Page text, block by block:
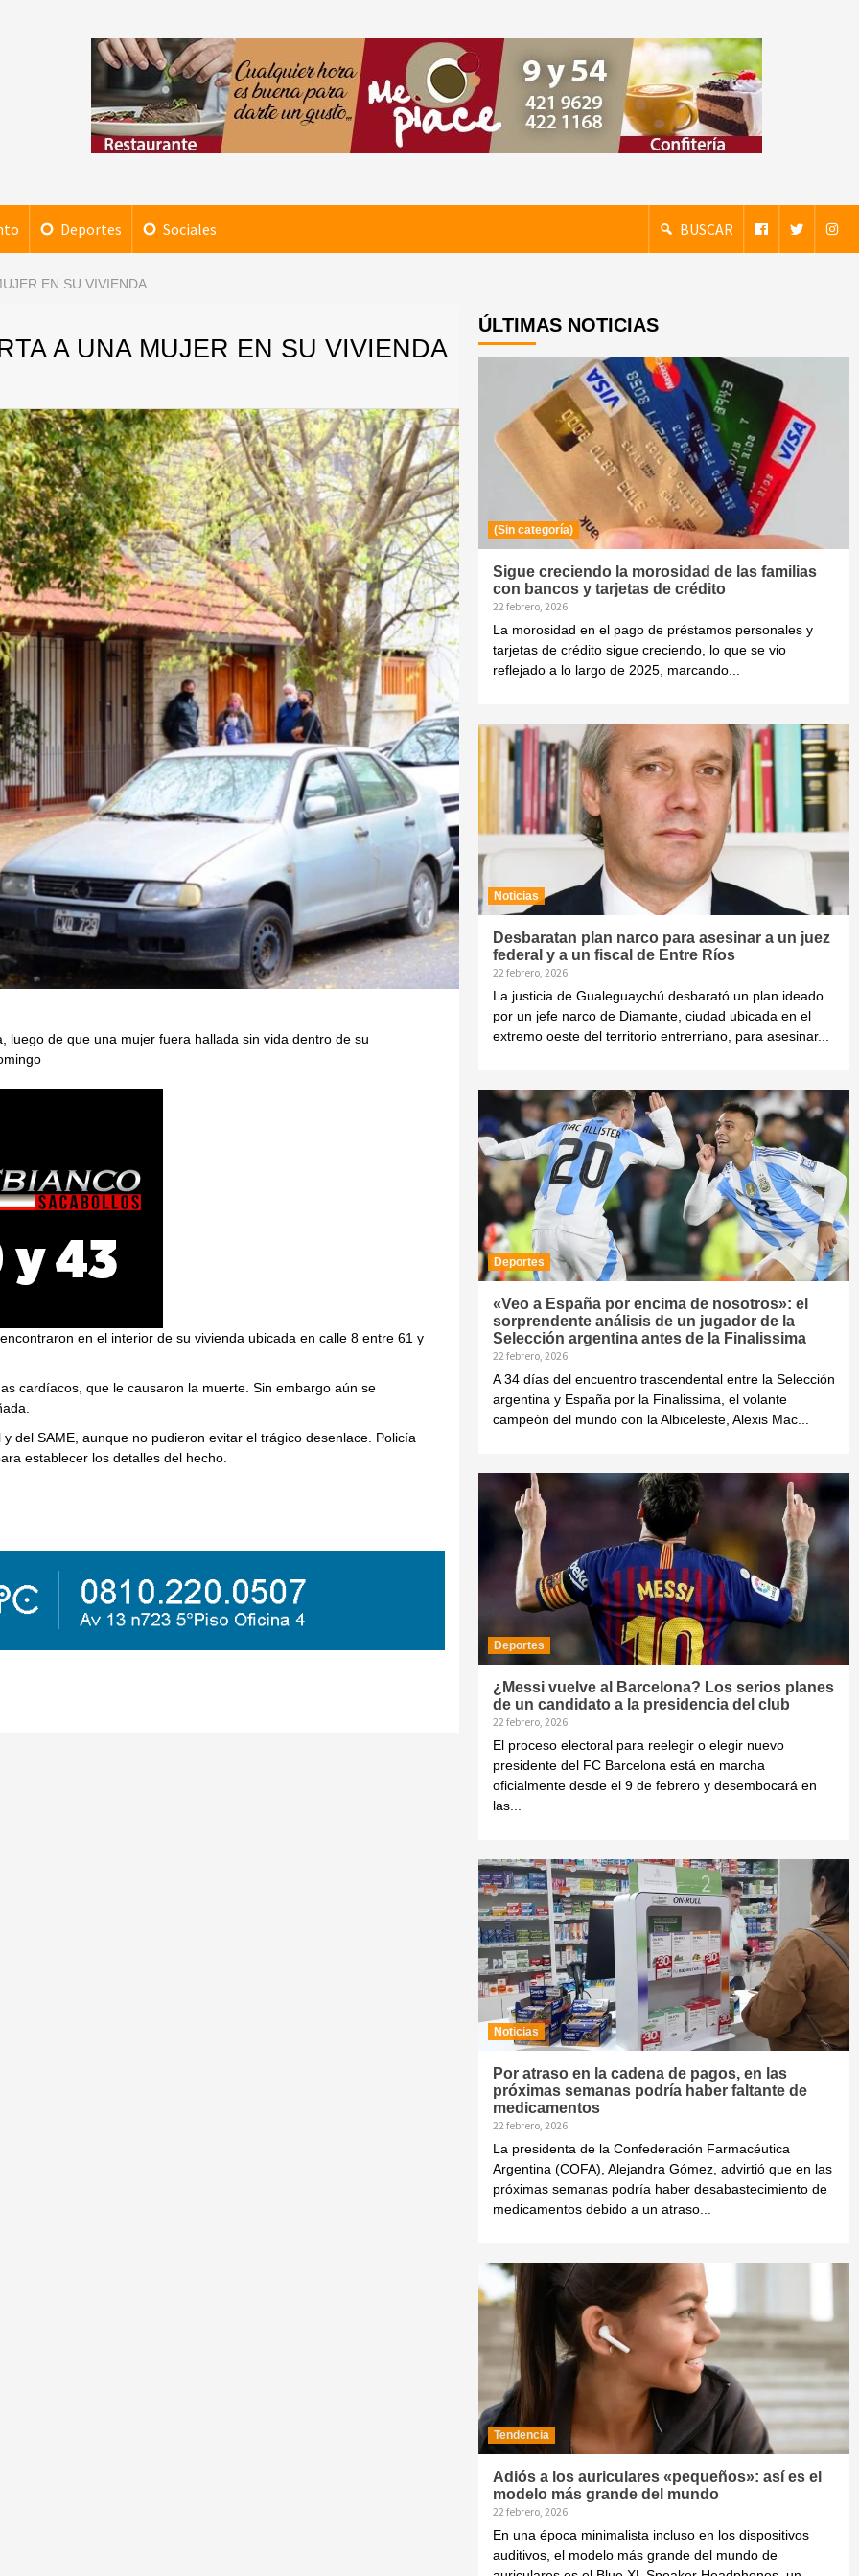
Deportes Sociales BUSCAR
EN SU VIVIENDA
A UNA MUJER EN SU VIVIENDA
de que una mujer fuera hallada sin vida dentro de su
en el interior de su vivienda ubicada en calle 8 entre 61 y
cardíacos, que le causaron la muerte. Sin embargo aún se
del SAME, aunque no pudieron evitar el trágico desenlace. Policía
establecer los detalles del hecho.
ÚLTIMAS NOTICIAS
(Sin categoría)
Sigue creciendo la morosidad de las familias
con bancos y tarjetas de crédito
22 febrero, 2026
La morosidad en el pago de préstamos personales y
tarjetas de crédito sigue creciendo, lo que se vio
reflejado a lo largo de 2025, marcando...
Noticias
Desbaratan plan narco para asesinar a un juez
federal y a un fiscal de Entre Ríos
22 febrero, 2026
La justicia de Gualeguaychú desbarató un plan ideado
por un jefe narco de Diamante, ciudad ubicada en el
extremo oeste del territorio entrerriano, para asesinar...
Deportes
«Veo a España por encima de nosotros»: el
sorprendente análisis de un jugador de la
Selección argentina antes de la Finalissima
22 febrero, 2026
A 34 días del encuentro trascendental entre la Selección
argentina y España por la Finalissima, el volante
campeón del mundo con la Albiceleste, Alexis Mac...
Deportes
¿Messi vuelve al Barcelona? Los serios planes
de un candidato a la presidencia del club
22 febrero, 2026
El proceso electoral para reelegir o elegir nuevo
presidente del FC Barcelona está en marcha
oficialmente desde el 9 de febrero y desembocará en
las...
Noticias
Por atraso en la cadena de pagos, en las
próximas semanas podría haber faltante de
medicamentos
22 febrero, 2026
La presidenta de la Confederación Farmacéutica
Argentina (COFA), Alejandra Gómez, advirtió que en las
próximas semanas podría haber desabastecimiento de
medicamentos debido a un atraso...
Tendencia
Adiós a los auriculares «pequeños»: así es el
modelo más grande del mundo
22 febrero, 2026
En una época minimalista incluso en los dispositivos
auditivos, el modelo más grande del mundo de